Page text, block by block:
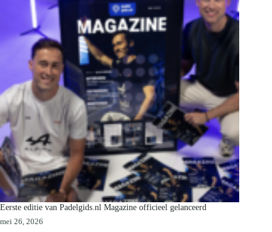
Eerste editie van Padelgids.nl Magazine officieel gelanceerd
mei 26, 2026